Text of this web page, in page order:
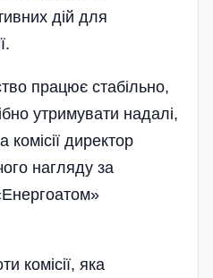
дій для
працює стабільно,
утримувати надалі,
директор
нагляду за
комісії, яка